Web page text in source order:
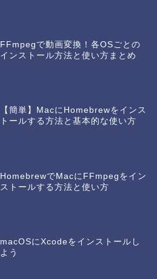
FFmpegで動画変換！各OSごとの
インストール方法と使い方まとめ
【簡単】MacにHomebrewをインス
トールする方法と基本的な使い方
HomebrewでMacにFFmpegをイン
ストールする方法と使い方
macOSにXcodeをインストールし
よう